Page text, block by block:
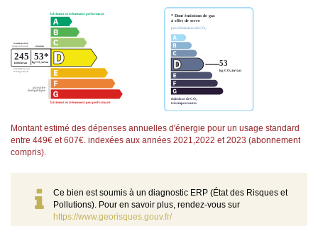
Montant estimé des dépenses annuelles d'énergie pour un usage standard
entre 449€ et 607€. indexées aux années 2021,2022 et 2023 (abonnement
compris).
Ce bien est soumis à un diagnostic ERP (État des Risques et
Pollutions). Pour en savoir plus, rendez-vous sur
https://www.georisques.gouv.fr/